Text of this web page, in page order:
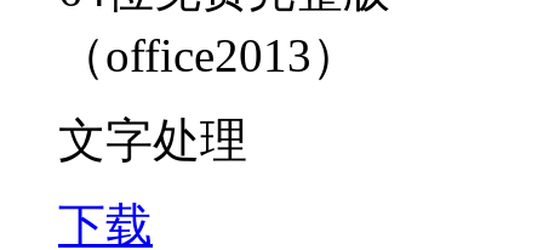
文字处理
下载